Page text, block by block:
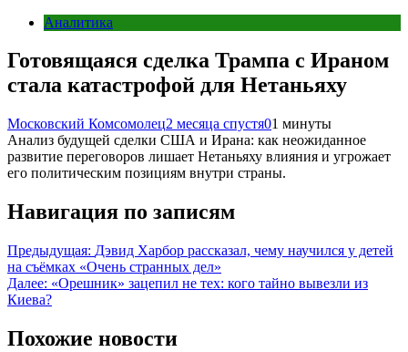
Аналитика
Готовящаяся сделка Трампа с Ираном
стала катастрофой для Нетаньяху
Московский Комсомолец2 месяца спустя01 минуты
Анализ будущей сделки США и Ирана: как неожиданное
развитие переговоров лишает Нетаньяху влияния и угрожает
его политическим позициям внутри страны.
Навигация по записям
Предыдущая: Дэвид Харбор рассказал, чему научился у детей
на съёмках «Очень странных дел»
Далее: «Орешник» зацепил не тех: кого тайно вывезли из
Киева?
Похожие новости